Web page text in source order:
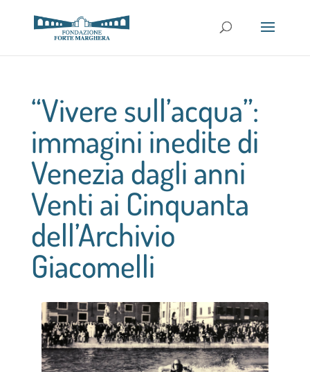
“Vivere sull’acqua”:
immagini inedite di
Venezia dagli anni
Venti ai Cinquanta
dell’Archivio
Giacomelli